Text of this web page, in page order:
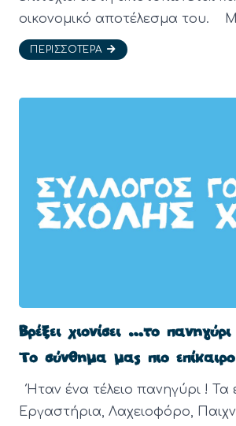
οικονομικό αποτέλεσμα του.
ΠΕΡΙΣΣΌΤΕΡΑ
Βρέξει χιονίσει …το
Το σύνθημα μας πιο
Ήταν ένα τέλειο πανηγύρι ! Τα
Εργαστήρια, Λαχειοφόρο,